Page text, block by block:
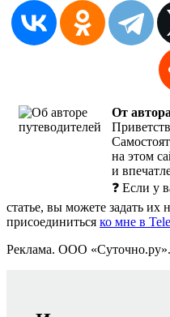
От автора
на этом
и
❓ Если у
статье, вы можете задать
присоединиться ко мне в
Реклама. ООО